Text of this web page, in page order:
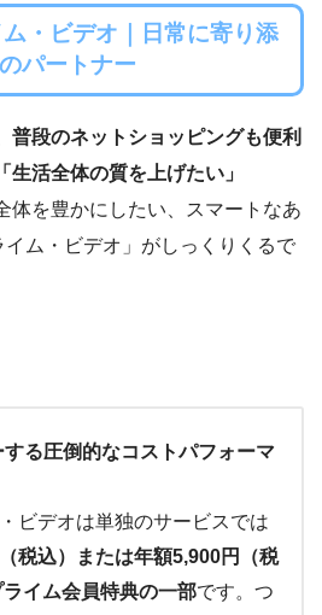
・ビデオ｜日常に寄り添
パートナー
普段のネットショッピングも便利
生活全体の質を上げたい」
体を豊かにしたい、スマートなあ
ム・ビデオ」がしっくりくるで
る圧倒的なコストパフォーマ
ビデオは単独のサービスでは
税込）または年額5,900円（税
イム会員特典の一部です。つ